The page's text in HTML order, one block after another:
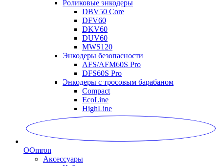
Роликовые энкодеры
DBV50 Core
DFV60
DKV60
DUV60
MWS120
Энкодеры безопасности
AFS/AFM60S Pro
DFS60S Pro
Энкодеры с тросовым барабаном
Compact
EcoLine
HighLine
OOmron
Аксессуары